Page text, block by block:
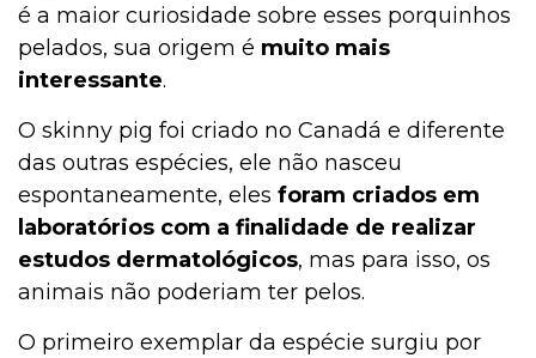
Higiene
Filhotes
é a maior curiosidade sobre esses porquinhos
pelados, sua origem é muito mais
interessante.
O skinny pig foi criado no Canadá e diferente
das outras espécies, ele não nasceu
espontaneamente, eles foram criados em
laboratórios com a finalidade de realizar
estudos dermatológicos, mas para isso, os
animais não poderiam ter pelos.
O primeiro exemplar da espécie surgiu por